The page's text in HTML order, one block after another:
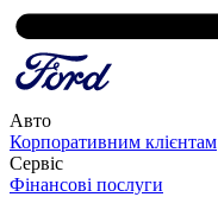
Авто
Корпоративним клієнтам
Сервіс
Фінансові послуги